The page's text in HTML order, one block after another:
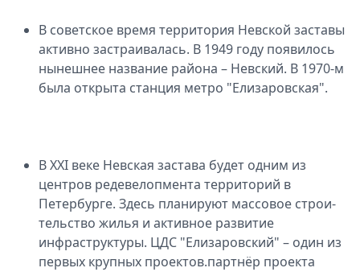
В советское время терри­тория Невской заставы
активно застраивалась. В 1949 году появилось
ны­нешнее название района – Невский. В 1970-м
была открыта станция метро "Елизаровская".
В XXI веке Невская застава будет одним из
центров редевелопмента террито­рий в
Петербурге. Здесь планируют массовое строи­
тельство жилья и активное развитие
инфраструктуры. ЦДС "Елизаровский" – один из
первых крупных проектов.партнёр проекта